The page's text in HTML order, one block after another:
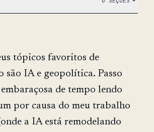
tópicos favoritos de
são IA e geopolítica. Passo
de tempo lendo
por causa do meu trabalho
a IA está remodelando